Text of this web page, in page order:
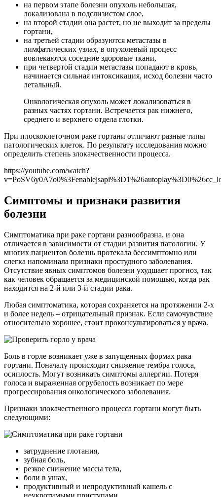
на первом этапе болезни опухоль небольшая,
локализована в подслизистом слое,
на второй стадии она растет, но не выходит за пределы
гортани,
на третьей стадии образуются метастазы в
лимфатических узлах, в опухолевый процесс
вовлекаются соседние здоровые ткани,
при четвертой стадии метастазы попадают в кровь,
начинается сильная интоксикация, исход болезни часто
летальный.
Онкологическая опухоль может локализоваться в
разных частях гортани. Встречается рак нижнего,
среднего и верхнего отдела глотки.
При плоскоклеточном раке гортани отличают разные типы
патологических клеток. По результату исследования можно
определить степень злокачественности процесса.
https://youtube.com/watch?
Симптомы и признаки развития
болезни
Симптоматика при раке гортани разнообразна, и она
отличается в зависимости от стадии развития патологии. У
многих пациентов болезнь протекала бессимптомно или
слегка напоминала признаки простудного заболевания.
Отсутствие явных симптомов болезни ухудшает прогноз, так
как человек обращается за медицинской помощью, когда рак
находится на 2-й или 3-й стадии рака.
Любая симптоматика, которая сохраняется на протяжении 2-х
и более недель – отрицательный признак. Если самочувствие
относительно хорошее, стоит проконсультироваться у врача.
Боль в горле возникает уже в запущенных формах рака
гортани. Поначалу происходит снижение тембра голоса,
осиплость. Могут возникать симптомы аллергии. Потеря
голоса и выраженная огрубелость возникает по мере
прогрессирования онкологического заболевания.
Признаки злокачественного процесса гортани могут быть
следующими:
затруднение глотания,
зубная боль,
резкое снижение массы тела,
боли в ушах,
продуктивный и непродуктивный кашель с